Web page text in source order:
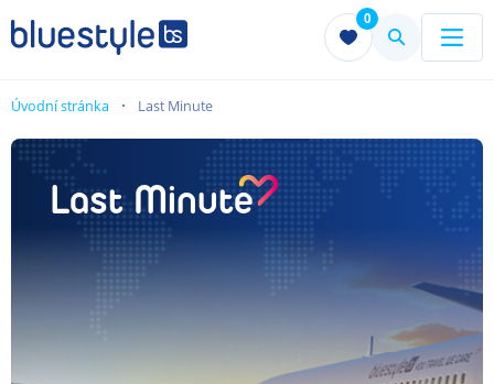
0
Menu Menu
Úvodní stránka Last Minute
Last Minute